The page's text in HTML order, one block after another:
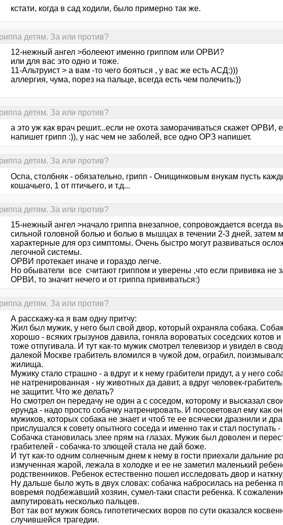
кстати, когда в сад ходили, было примерно так же.
детям. За или против?
12-нежный ангел >болееют именно гриппом или ОРВИ?
или для вас это одно и тоже.
11-Альтруист > а вам -то чего бояться , у вас же есть АСД:)))
аллергия, чума, порез на пальце, всегда есть чем полечить:))
детям. За или против?
а это уж как врач решит...если не охота заморачиваться скажет ОРВИ,
напишет грипп :)), у нас чем не заболей, все одно ОРЗ напишет.
детям. За или против?
Оспа, столбняк - обязательно, грипп - Онищинковым внукам пусть
кошачьего, 1 от птичьего, и т.д...
детям. За или против?
15-нежный ангел >начало гриппа внезапное, сопровождается всегда
сильной головной болью и болью в мышцах в течении 2-3 дней, затем
характерные для орз симптомы. Очень быстро могут развиваться
легочной системы.
ОРВИ протекает иначе и гораздо легче.
Но обыватели все считают гриппом и уверены ,что если прививка не
ОРВИ, то значит нечего и от гриппа прививаться:)
детям. За или против?
А расскажу-ка я вам одну притчу:
Жил был мужик, у него был свой двор, который охраняла собака.
хорошо - всяких грызунов давила, гоняла вороватых соседских котов
тоже отпугивала. И тут как-то мужик смотрел телевизор и увидел в
далекой Москве грабитель вломился в чужой дом, ограбил,
жилища.
Мужику стало страшно - а вдруг и к нему грабители придут, а у него
не натренированная - ну животных да давит, а вдруг человек-
не защитит. Что же делать?
Но смотрел он передачу не один а с соседом, которому и высказал
ерунда - надо просто собачку натренировать. И посоветовал ему как
мужиков, которых собака не знает и чтоб те ее всячески дразнили и
прислушался к совету опытного соседа и именно так и стал поступать
Собачка становилась злее прям на глазах. Мужик был доволен и
грабителей - собачка-то злющей стала не дай боже.
И тут как-то одним солнечным днем к нему в гости приехали дальние
измученная жарой, лежала в холодке и ее не заметил маленький
родственников. Ребенок естественно пошел исследовать двор и
Ну дальше было жуть в двух словах: собачка набросилась на ребенка
вовремя подбежавший хозяин, сумел-таки спасти ребенка. К
ампутировать несколько пальцев.
Вот так вот мужик боясь гипотетических воров по сути оказался
случившейся трагедии.